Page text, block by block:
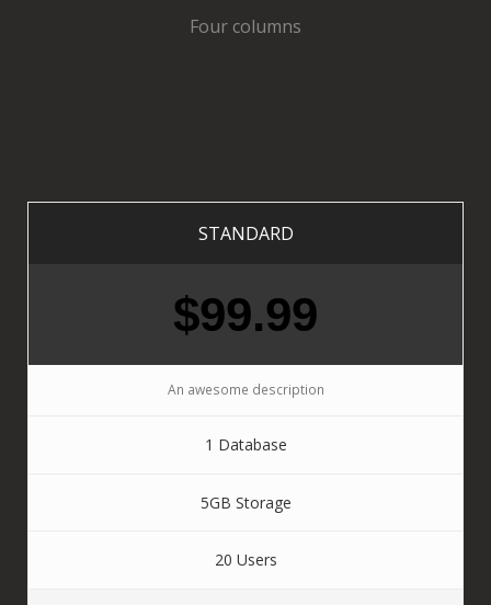
Four columns
STANDARD
$99.99
An awesome description
1 Database
5GB Storage
20 Users